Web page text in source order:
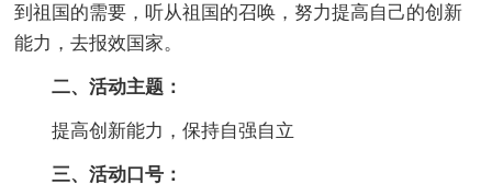
到祖国的需要，听从祖国的召唤，努力提高自己的创新
能力，去报效国家。
二、活动主题：
提高创新能力，保持自强自立
三、活动口号：